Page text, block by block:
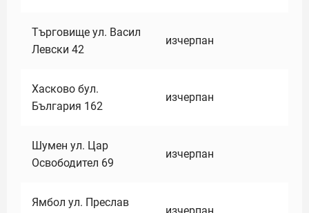
Търговище ул. Васил
Левски 42
изчерпан
Хасково бул.
България 162
изчерпан
Шумен ул. Цар
Освободител 69
изчерпан
Ямбол ул. Преслав